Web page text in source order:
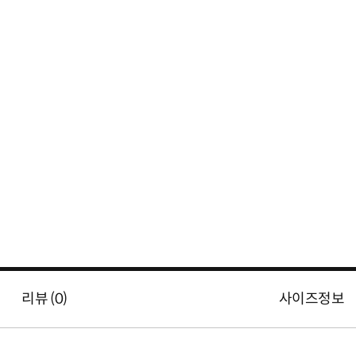
리뷰 (0) 사이즈정보